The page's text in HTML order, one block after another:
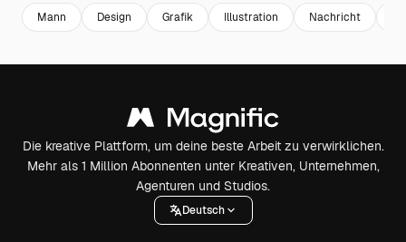
Mann Design Grafik Illustration Nachricht
Die kreative Plattform, um deine beste Arbeit zu verwirklichen.
Mehr als 1 Million Abonnenten unter Kreativen, Unternehmen,
Agenturen und Studios.
Deutsch